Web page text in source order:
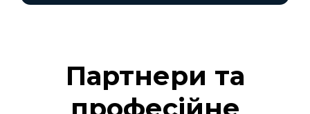
Партнери та